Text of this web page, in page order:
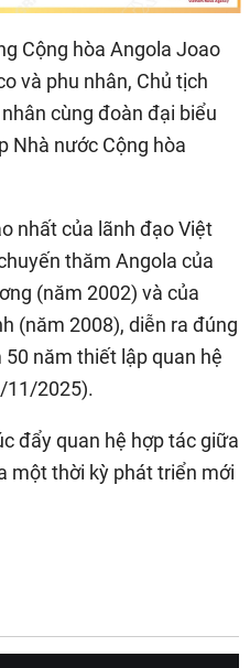
Cộng hòa Angola Joao
và phu nhân, Chủ tịch
cùng đoàn đại biểu
Nhà nước Cộng hòa
nhất của lãnh đạo Việt
thăm Angola của
(năm 2002) và của
(năm 2008), diễn ra đúng
năm thiết lập quan hệ
11/2025).
đẩy quan hệ hợp tác giữa
một thời kỳ phát triển mới